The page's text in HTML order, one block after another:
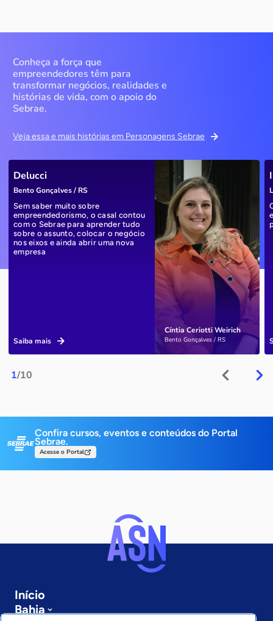
Conheça a força que
empreendedores têm para
transformar negócios, realidades e
histórias de vida, com o apoio do
Sebrae.
Veja essa e mais histórias em Personagens Sebrae
1/10
Cíntia Ceriotti Weirich
Bento Gonçalves / RS
Delucci
Bento Gonçalves / RS
Sem saber muito sobre
empreendedorismo, o casal contou
com o Sebrae para aprender tudo
sobre o assunto, colocar o negócio
nos eixos e ainda abrir uma nova
empresa
Saiba mais
Confira cursos, eventos e conteúdos do Portal
Sebrae.
Acesse o Portal
Início
Bahia